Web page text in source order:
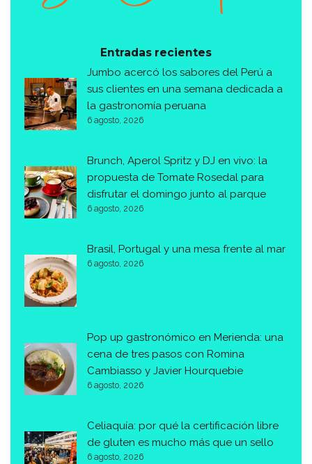
Entradas recientes
Jumbo acercó los sabores del Perú a
sus clientes en una semana dedicada a
la gastronomía peruana
6 agosto, 2026
Brunch, Aperol Spritz y DJ en vivo: la
propuesta de Tomate Rosedal para
disfrutar el domingo junto al parque
6 agosto, 2026
Brasil, Portugal y una mesa frente al mar
6 agosto, 2026
Pop up gastronómico en Merienda: una
cena de tres pasos con Romina
Cambiasso y Javier Hourquebie
6 agosto, 2026
Celiaquía: por qué la certificación libre
de gluten es mucho más que un sello
6 agosto, 2026